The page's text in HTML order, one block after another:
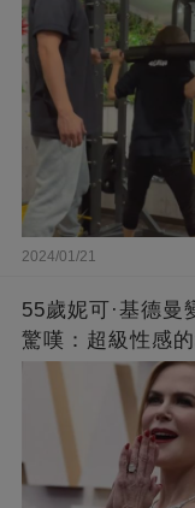
2024/01/21
55歲妮可·基德曼
驚嘆：超級性感